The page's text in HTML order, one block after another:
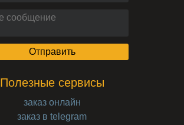
Полезные сервисы
заказ онлайн
заказ в telegram